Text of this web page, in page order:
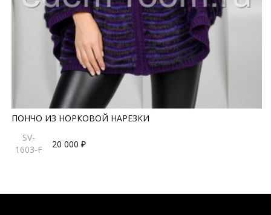
ПОНЧО ИЗ НОРКОВОЙ НАРЕЗКИ
SV-
1603-F
20 000 ₽